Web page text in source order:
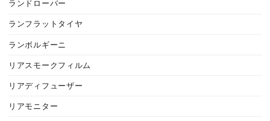
ランドローバー
ランフラットタイヤ
ランボルギーニ
リアスモークフィルム
リアディフューザー
リアモニター